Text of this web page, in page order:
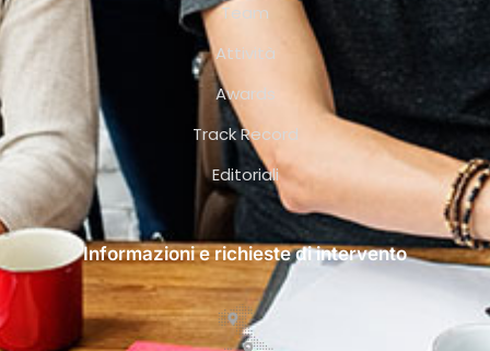
Team
Attività
Awards
Track Record
Editoriali
Informazioni e richieste di intervento